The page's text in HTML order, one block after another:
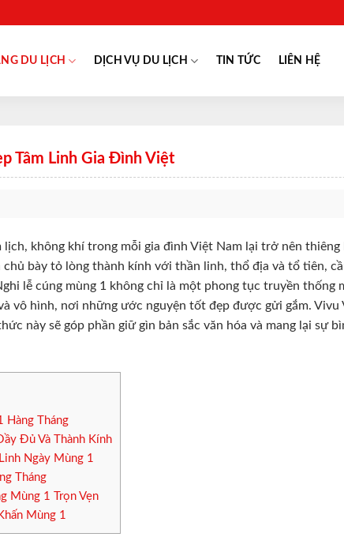
DU LỊCH DỊCH VỤ DU LỊCH TIN TỨC LIÊN HỆ
Tâm Linh Gia Đình Việt
lịch, không khí trong mỗi gia đình Việt Nam lại trở nên thiêng
bày tỏ lòng thành kính với thần linh, thổ địa và tổ tiên,
lễ cúng mùng 1 không chỉ là một phong tục truyền thống
vô hình, nơi những ước nguyện tốt đẹp được gửi gắm. Vivu
này sẽ góp phần giữ gìn bản sắc văn hóa và mang lại sự
Hàng Tháng
Đủ Và Thành Kính
Ngày Mùng 1
Tháng
Mùng 1 Trọn Vẹn
Mùng 1